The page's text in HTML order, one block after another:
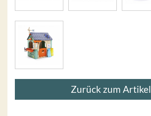
Zurück zum Artikel